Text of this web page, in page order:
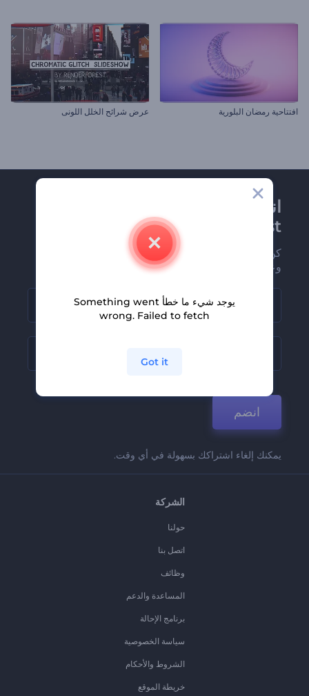
افتتاحية رمضان البلورية عرض شرائح الخلل اللونى
انضم إلى نشرة
Renderforest الإخبارية
كن من بين أوائل من يستلمون أحدث أخبارنا
وعروضنا
انضم
يمكنك إلغاء اشتراكك بسهولة في أي وقت.
الشركة
حولنا
اتصل بنا
وظائف
المساعدة والدعم
برنامج الإحالة
سياسة الخصوصية
الشروط والأحكام
خريطة الموقع
يوجد شيء ما خطأ Something went
wrong. Failed to fetch
Got it